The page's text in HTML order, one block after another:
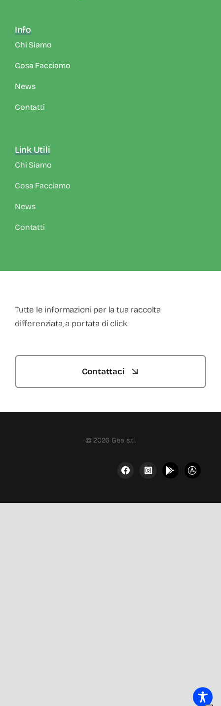
Info
Chi Siamo
Cosa Facciamo
News
Contatti
Link Utili
Chi Siamo
Cosa Facciamo
News
Contatti
Tutte le informazioni per la tua raccolta
differenziata, a portata di click.
Contattaci
© 2026 Gea s.r.l.